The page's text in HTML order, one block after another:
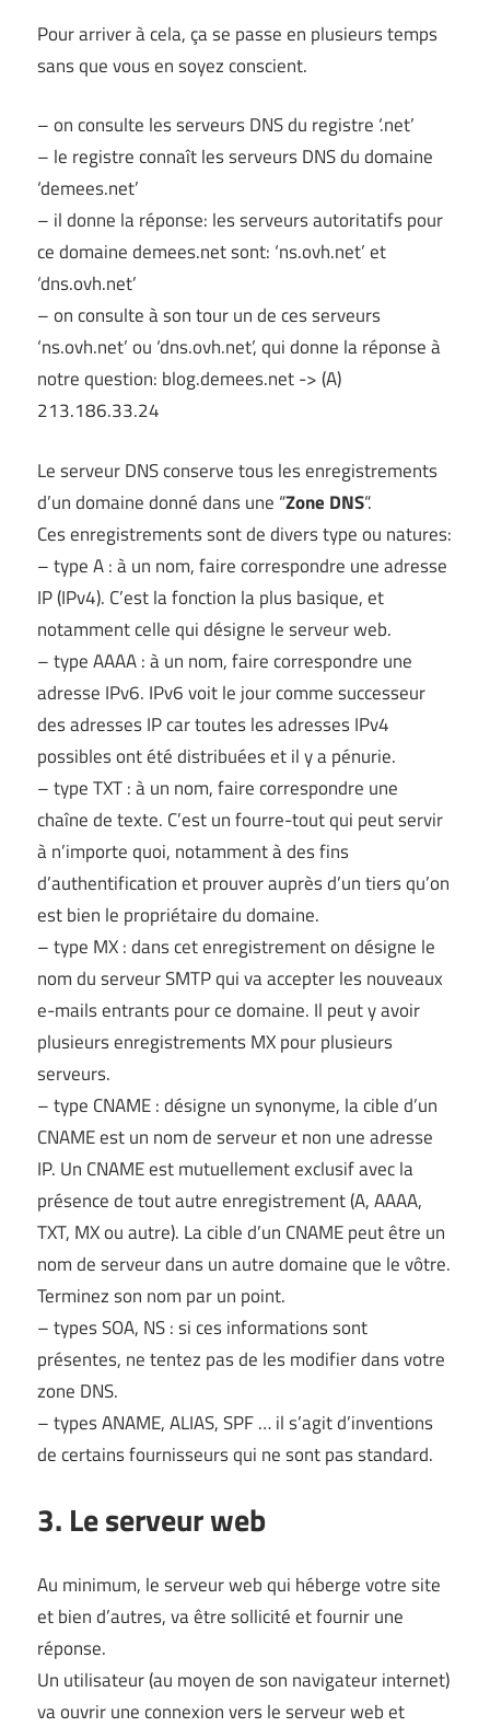
Pour arriver à cela, ça se passe en plusieurs temps
sans que vous en soyez conscient.
– on consulte les serveurs DNS du registre ‘.net’
– le registre connaît les serveurs DNS du domaine
‘demees.net’
– il donne la réponse: les serveurs autoritatifs pour
ce domaine demees.net sont: ‘ns.ovh.net’ et
‘dns.ovh.net’
– on consulte à son tour un de ces serveurs
‘ns.ovh.net’ ou ‘dns.ovh.net’, qui donne la réponse à
notre question: blog.demees.net -> (A)
213.186.33.24
Le serveur DNS conserve tous les enregistrements
d’un domaine donné dans une “Zone DNS“.
Ces enregistrements sont de divers type ou natures:
– type A : à un nom, faire correspondre une adresse
IP (IPv4). C’est la fonction la plus basique, et
notamment celle qui désigne le serveur web.
– type AAAA : à un nom, faire correspondre une
adresse IPv6. IPv6 voit le jour comme successeur
des adresses IP car toutes les adresses IPv4
possibles ont été distribuées et il y a pénurie.
– type TXT : à un nom, faire correspondre une
chaîne de texte. C’est un fourre-tout qui peut servir
à n’importe quoi, notamment à des fins
d’authentification et prouver auprès d’un tiers qu’on
est bien le propriétaire du domaine.
– type MX : dans cet enregistrement on désigne le
nom du serveur SMTP qui va accepter les nouveaux
e-mails entrants pour ce domaine. Il peut y avoir
plusieurs enregistrements MX pour plusieurs
serveurs.
– type CNAME : désigne un synonyme, la cible d’un
CNAME est un nom de serveur et non une adresse
IP. Un CNAME est mutuellement exclusif avec la
présence de tout autre enregistrement (A, AAAA,
TXT, MX ou autre). La cible d’un CNAME peut être un
nom de serveur dans un autre domaine que le vôtre.
Terminez son nom par un point.
– types SOA, NS : si ces informations sont
présentes, ne tentez pas de les modifier dans votre
zone DNS.
– types ANAME, ALIAS, SPF … il s’agit d’inventions
de certains fournisseurs qui ne sont pas standard.
3. Le serveur web
Au minimum, le serveur web qui héberge votre site
et bien d’autres, va être sollicité et fournir une
réponse.
Un utilisateur (au moyen de son navigateur internet)
va ouvrir une connexion vers le serveur web et